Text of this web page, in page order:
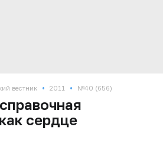
вестник • 2011 • №40 (656)
сердце